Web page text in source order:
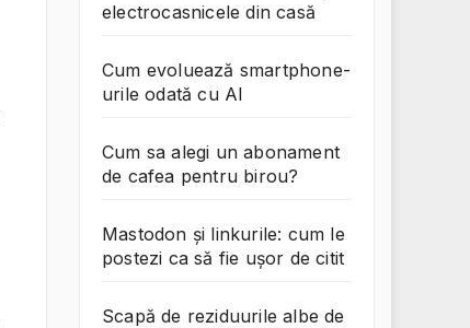
electrocasnicele din casă
Cum evoluează smartphone-
urile odată cu AI
Cum sa alegi un abonament
de cafea pentru birou?
Mastodon și linkurile: cum le
postezi ca să fie ușor de citit
Scapă de reziduurile albe de